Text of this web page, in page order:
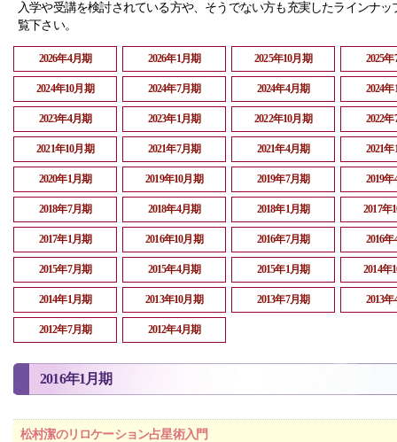
入学や受講を検討されている方や、そうでない方も充実したラインナッ
覧下さい。
2026年4月期 2026年1月期 2025年10月期 2025
2024年10月期 2024年7月期 2024年4月期 2024
2023年4月期 2023年1月期 2022年10月期 2022
2021年10月期 2021年7月期 2021年4月期 2021
2020年1月期 2019年10月期 2019年7月期 2019
2018年7月期 2018年4月期 2018年1月期 2017年
2017年1月期 2016年10月期 2016年7月期 2016
2015年7月期 2015年4月期 2015年1月期 2014年
2014年1月期 2013年10月期 2013年7月期 2013
2012年7月期 2012年4月期
2016年1月期
松村潔のリロケーション占星術入門